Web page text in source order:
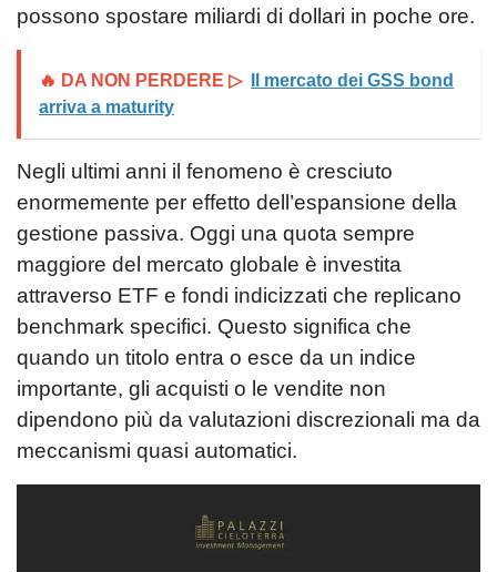
possono spostare miliardi di dollari in poche ore.
🔥 DA NON PERDERE ▷
Il mercato dei GSS bond
arriva a maturity
Negli ultimi anni il fenomeno è cresciuto
enormemente per effetto dell’espansione della
gestione passiva. Oggi una quota sempre
maggiore del mercato globale è investita
attraverso ETF e fondi indicizzati che replicano
benchmark specifici. Questo significa che
quando un titolo entra o esce da un indice
importante, gli acquisti o le vendite non
dipendono più da valutazioni discrezionali ma da
meccanismi quasi automatici.